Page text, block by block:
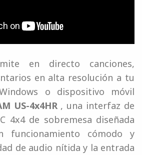
en directo canciones,
en alta resolución a tu
o dispositivo móvil
US-4x4HR, una interfaz de
4x4 de sobremesa diseñada
funcionamiento cómodo y
de audio nítida y la entrada